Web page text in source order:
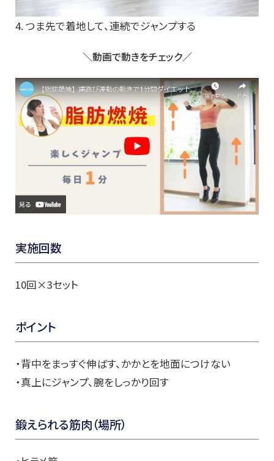
4. つま先で着地して、連続でジャンプする
＼動画で動きをチェック／
実施回数
10回×3セット
ポイント
・背中をまっすぐ伸ばす、かかとを地面につけない
・真上にジャンプ、腕をしっかり回す
鍛えられる筋肉（場所）